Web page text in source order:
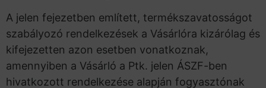
A jelen fejezetben említett, termékszavatosságot
szabályozó rendelkezések a Vásárlóra kizárólag és
kifejezetten azon esetben vonatkoznak,
amennyiben a Vásárló a Ptk. jelen ÁSZF-ben
hivatkozott rendelkezése alapján fogyasztónak